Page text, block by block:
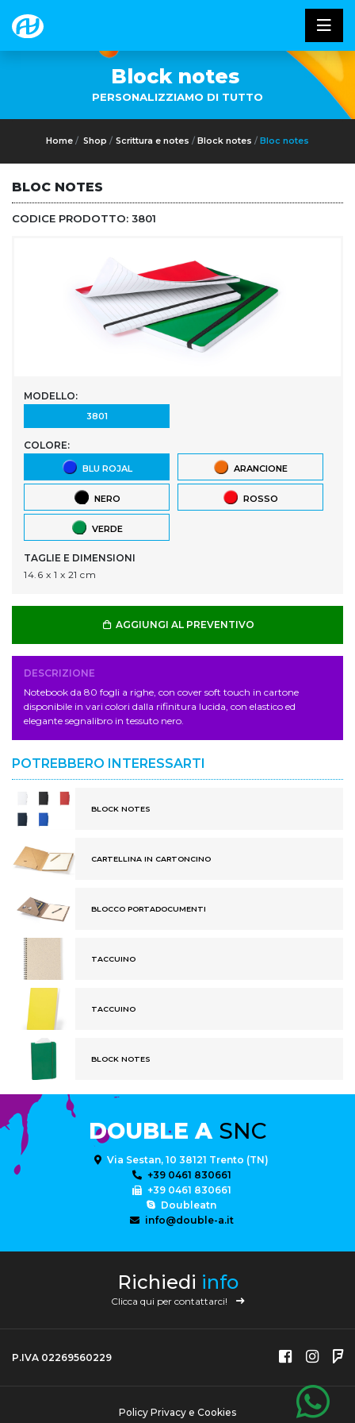
Block notes
PERSONALIZZIAMO DI TUTTO
Home Shop Scrittura e notes Block notes Bloc notes
BLOC NOTES
CODICE PRODOTTO: 3801
MODELLO:
3801
COLORE:
BLU ROJAL ARANCIONE
NERO ROSSO
VERDE
TAGLIE E DIMENSIONI
14.6 x 1 x 21 cm
AGGIUNGI AL PREVENTIVO
DESCRIZIONE
Notebook da 80 fogli a righe, con cover soft touch in cartone
disponibile in vari colori dalla rifinitura lucida, con elastico ed
elegante segnalibro in tessuto nero.
POTREBBERO INTERESSARTI
BLOCK NOTES
CARTELLINA IN CARTONCINO
BLOCCO PORTADOCUMENTI
TACCUINO
TACCUINO
BLOCK NOTES
DOUBLE A SNC
Via Sestan, 10 38121 Trento (TN)
+39 0461 830661
+39 0461 830661
Doubleatn
info@double-a.it
Richiedi info
Clicca qui per contattarci!
P.IVA 02269560229
Policy Privacy e Cookies